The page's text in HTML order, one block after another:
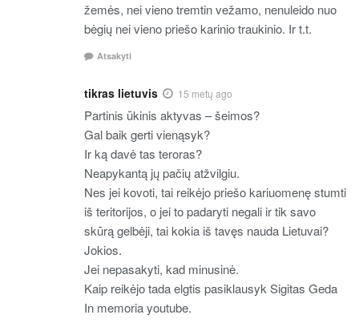
žemės, nei vieno tremtin vežamo, nenuleido nuo
bėgių nei vieno priešo karinio traukinio. Ir t.t.
Atsakyti
tikras lietuvis 15 metų ago
Partinis ūkinis aktyvas – šeimos?
Gal baik gerti vienąsyk?
Ir ką davė tas teroras?
Neapykantą jų pačių atžvilgiu.
Nes jei kovoti, tai reikėjo priešo kariuomenę stumti
iš teritorijos, o jei to padaryti negali ir tik savo
skūrą gelbėji, tai kokia iš tavęs nauda Lietuvai?
Jokios.
Jei nepasakyti, kad minusinė.
Kaip reikėjo tada elgtis pasiklausyk Sigitas Geda
In memoria youtube.